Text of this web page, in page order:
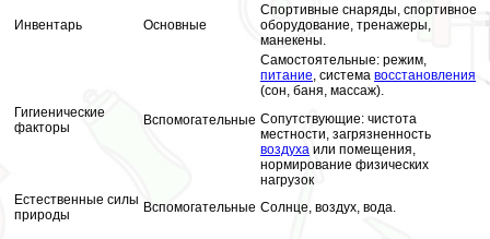
Инвентарь Основные
Спортивные снаряды, спортивное
оборудование, тренажеры,
манекены.
Гигиенические
факторы
Вспомогательные
Самостоятельные: режим,
питание, система восстановления
(сон, баня, массаж).
Сопутствующие: чистота
местности, загрязненность
воздуха или помещения,
нормирование физических
нагрузок
Естественные силы
природы
Вспомогательные Солнце, воздух, вода.